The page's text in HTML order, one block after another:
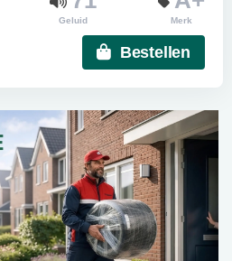
Geluid Merk
Bestellen